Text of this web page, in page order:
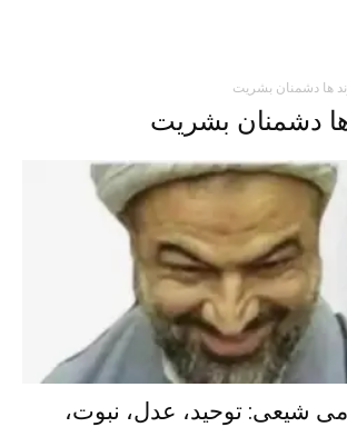
ها دشمنان بشریت
شیعی: توحید، عدل، نبوت،